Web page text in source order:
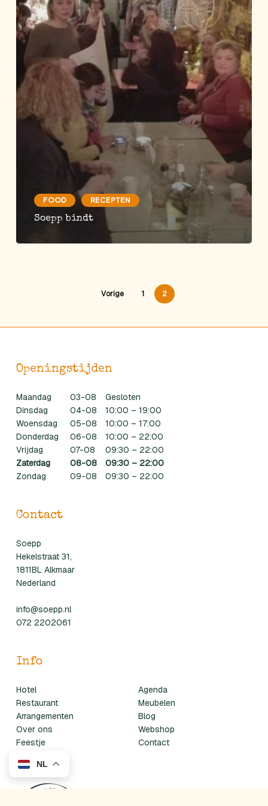
FOOD RECEPTEN
Soepp bindt
Vorige 1 2
Openingstijden
Maandag 03-08
Gesloten
Dinsdag
04-08
10:00 – 19:00
Woensdag
05-08
10:00 – 17:00
Donderdag
06-08
10:00 – 22:00
Vrijdag
07-08
09:30 – 22:00
Zaterdag
08-08
09:30 – 22:00
Zondag
09-08 09:30 – 22:00
Contact
Soepp
Hekelstraat 31,
1811BL Alkmaar
Nederland
info@soepp.nl
072 2202061
Info
Hotel
Restaurant
Arrangementen
Over ons
Feestje
Agenda
Meubelen
Blog
Webshop
Contact
NL